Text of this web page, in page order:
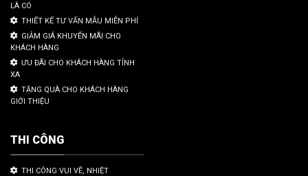
LÀ CÓ
THIẾT KẾ TƯ VẤN MẪU MIỄN PHÍ
GIẢM GIÁ KHUYẾN MÃI CHO
KHÁCH HÀNG
ƯU ĐÃI CHO KHÁCH HÀNG TỈNH
XA
TẶNG QUÀ CHO KHÁCH HÀNG
GIỚI THIỆU
THI CÔNG
THI CÔNG VUI VẼ, NHIỆT